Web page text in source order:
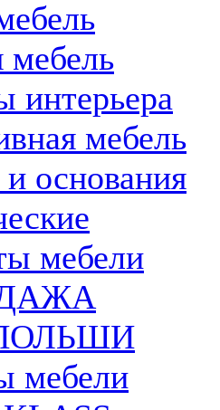
мебель
интерьера
мебель
основания
мебели
мебели